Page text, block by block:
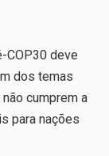
COP30 deve
dos temas
cumprem a
para nações